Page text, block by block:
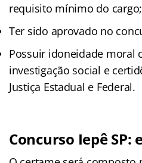
requisito mínimo do cargo;
Ter sido aprovado no
Possuir idoneidade moral
investigação social e
Justiça Estadual e Federal.
Concurso Iepê SP: